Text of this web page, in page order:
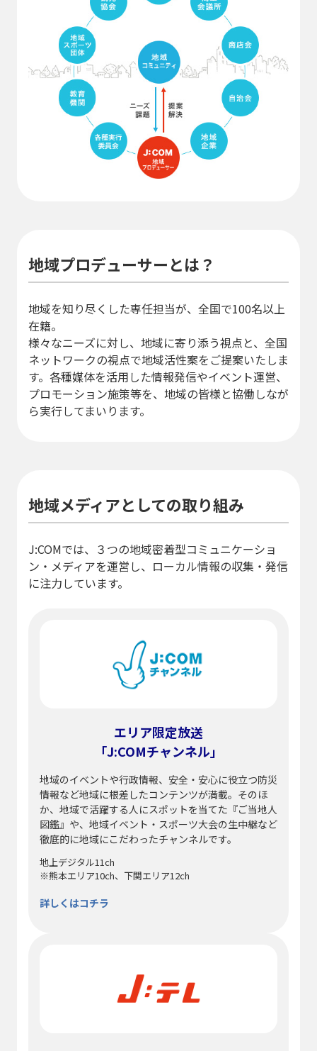
地域プロデューサーとは？
地域を知り尽くした専任担当が、全国で100名以上
在籍。
様々なニーズに対し、地域に寄り添う視点と、全国
ネットワークの視点で地域活性案をご提案いたしま
す。各種媒体を活用した情報発信やイベント運営、
プロモーション施策等を、地域の皆様と協働しなが
ら実行してまいります。
地域メディアとしての取り組み
J:COMでは、３つの地域密着型コミュニケーショ
ン・メディアを運営し、ローカル情報の収集・発信
に注力しています。
エリア限定放送
「J:COMチャンネル」
地域のイベントや行政情報、安全・安心に役立つ防災
情報など地域に根差したコンテンツが満載。そのほ
か、地域で活躍する人にスポットを当てた『ご当地人
図鑑』や、地域イベント・スポーツ大会の生中継など
徹底的に地域にこだわったチャンネルです。
地上デジタル11ch
※熊本エリア10ch、下関エリア12ch
詳しくはコチラ